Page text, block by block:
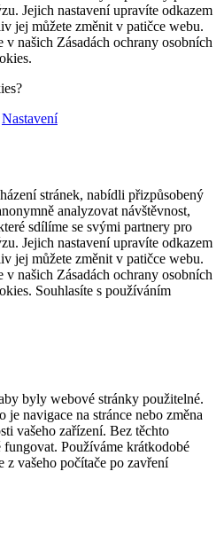
Jejich nastavení upravíte odkazem
jej můžete změnit v patičce webu.
našich Zásadách ochrany osobních
Nastavení
stránek, nabídli přizpůsobený
analyzovat návštěvnost,
sdílíme se svými partnery pro
Jejich nastavení upravíte odkazem
jej můžete změnit v patičce webu.
našich Zásadách ochrany osobních
Souhlasíte s používáním
byly webové stránky použitelné.
navigace na stránce nebo změna
vašeho zařízení. Bez těchto
Používáme krátkodobé
z vašeho počítače po zavření